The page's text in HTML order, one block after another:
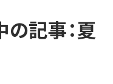
記事：夏